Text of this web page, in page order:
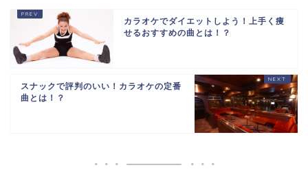
カラオケでダイエットしよう！上手く痩
せるおすすめの曲とは！？
スナックで評判のいい！カラオケの定番
曲とは！？